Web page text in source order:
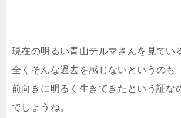
現在の明るい青山テルマさんを見てい
全くそんな過去を感じないというのも
前向きに明るく生きてきたという証な
でしょうね。